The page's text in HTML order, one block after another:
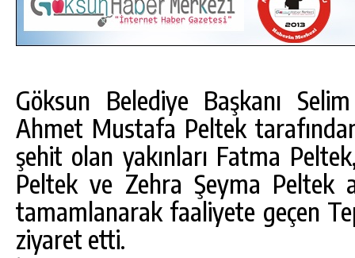
Göksun Belediye Başkanı
Ahmet Mustafa Peltek
şehit olan yakınları Fatma
Peltek ve Zehra Şeyma Peltek
tamamlanarak faaliyete geçen
ziyaret etti.